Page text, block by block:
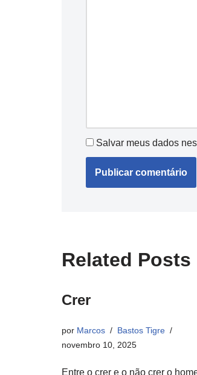
Salvar meus dados
Related Posts
Crer
por Marcos
Bastos Tigre
novembro 10, 2025
Entre o crer e o não crer o